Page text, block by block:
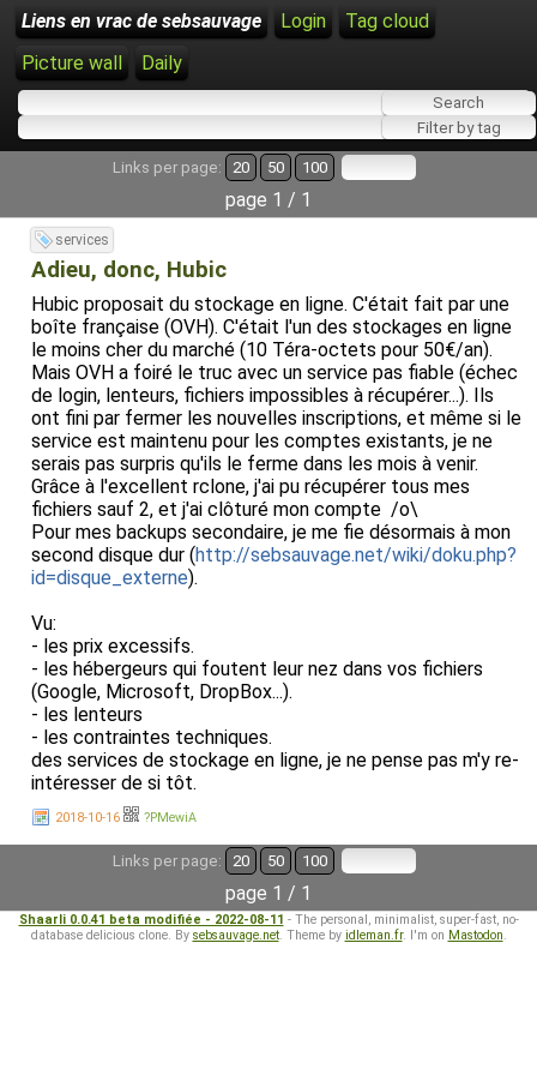
Liens en vrac de sebsauvage Login
Tag cloud
Picture wall
Daily
Links per page: 20 50 100
page 1 / 1
services
Adieu, donc, Hubic
Hubic proposait du stockage en ligne. C'était fait par une
boîte française (OVH). C'était l'un des stockages en ligne
le moins cher du marché (10 Téra-octets pour 50€/an).
Mais OVH a foiré le truc avec un service pas fiable (échec
de login, lenteurs, fichiers impossibles à récupérer...). Ils
ont fini par fermer les nouvelles inscriptions, et même si le
service est maintenu pour les comptes existants, je ne
serais pas surpris qu'ils le ferme dans les mois à venir.
Grâce à l'excellent rclone, j'ai pu récupérer tous mes
fichiers sauf 2, et j'ai clôturé mon compte /o\
Pour mes backups secondaire, je me fie désormais à mon
second disque dur (http://sebsauvage.net/wiki/doku.php?
id=disque_externe).
Vu:
- les prix excessifs.
- les hébergeurs qui foutent leur nez dans vos fichiers
(Google, Microsoft, DropBox...).
- les lenteurs
- les contraintes techniques.
des services de stockage en ligne, je ne pense pas m'y re-
intéresser de si tôt.
2018-10-16 ?PMewiA
Links per page: 20 50 100
page 1 / 1
Shaarli 0.0.41 beta modifiée - 2022-08-11 - The personal, minimalist, super-fast, no-
database delicious clone. By sebsauvage.net. Theme by idleman.fr. I'm on Mastodon.